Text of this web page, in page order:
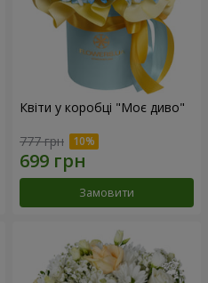
Квіти у коробці "Моє диво"
777 грн
Замовити